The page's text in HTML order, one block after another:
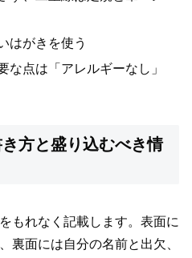
はがきを使う
な点は「アレルギーなし」
方と盛り込むべき情
もれなく記載します。表面に
裏面には自分の名前と出欠、